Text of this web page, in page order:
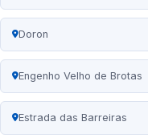
Doron
Engenho Velho de Brotas
Estrada das Barreiras